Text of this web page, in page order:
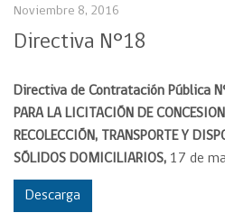
Noviembre 8, 2016
Directiva N°18
Directiva de Contratación Pública
PARA LA LICITACIÓN DE
RECOLECCIÓN, TRANSPORTE Y
SÓLIDOS DOMICILIARIOS, 17 de
Descarga